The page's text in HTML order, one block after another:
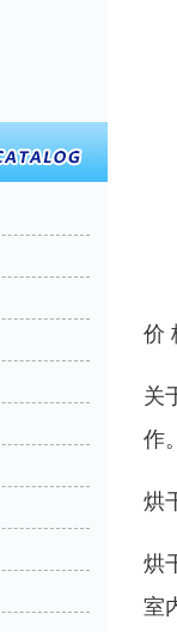
价
关
作
烘
烘
室